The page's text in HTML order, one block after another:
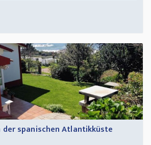
der spanischen Atlantikküste